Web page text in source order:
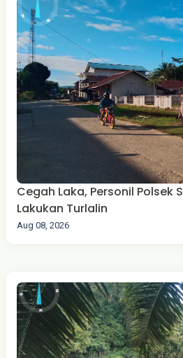
Cegah Laka, Personil Polsek
Lakukan Turlalin
Aug 08, 2026